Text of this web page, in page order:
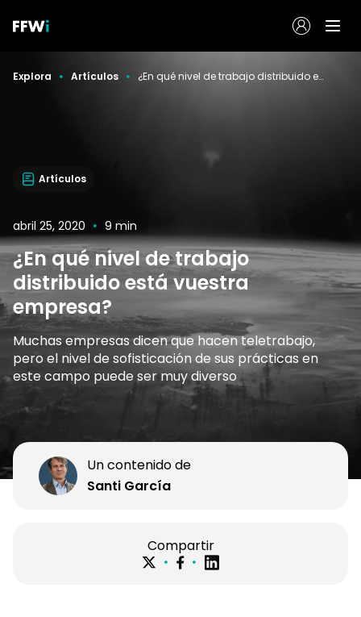
Explora Artículos ¿En qué nivel de trabajo distribuido está vuestra empresa?
Artículos
abril 25, 2020 9 min
¿En qué nivel de trabajo
distribuido está vuestra
empresa?
Muchas empresas dicen que hacen teletrabajo,
pero el nivel de sofisticación de sus prácticas en
este campo puede ser muy diverso
Un contenido de
Santi García
Compartir